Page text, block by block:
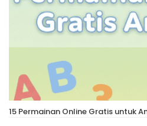
15 Permainan Online Gratis untuk